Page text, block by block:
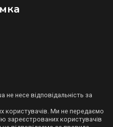
не несе відповідальність за
користувачів. Ми не передаємо
зареєстрованих користувачів